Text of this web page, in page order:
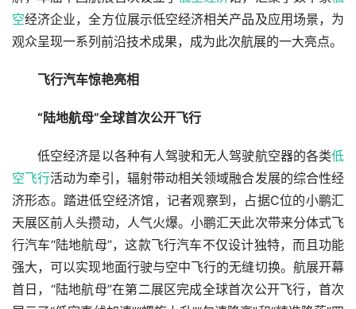
空经济企业，全方位展示低空经济相关产品及应用场景，为
观众呈现一系列前沿技术成果，成为此次航展的一大亮点。
飞行汽车惊艳亮相
“陆地航母”全球首次公开飞行
低空经济是以各种有人驾驶和无人驾驶航空器的各类低
空飞行活动为牵引，辐射带动相关领域融合发展的综合性经
济形态。踏进低空经济馆，记者观察到，占据C位的小鹏汇
天展区前人头攒动，人气火爆。小鹏汇天此次带来分体式飞
行汽车“陆地航母”，这款飞行汽车不仅设计独特，而且功能
强大，可以实现地面行驶与空中飞行的无缝切换。航展开幕
首日，“陆地航母”在第二展区完成全球首次公开飞行，首次